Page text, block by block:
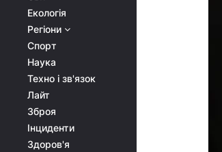
Екологія
Регіони
Спорт
Наука
Техно і зв'язок
Лайт
Зброя
Інциденти
Здоров'я